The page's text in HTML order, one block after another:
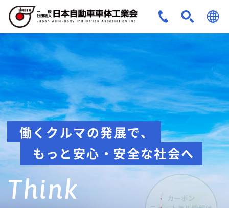
ENG
安全への取組み
Think about
safety